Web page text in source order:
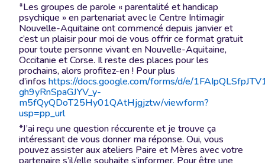
*Les groupes de parole « parentalité et handicap
psychique » en partenariat avec le Centre Intimagir
Nouvelle-Aquitaine ont commencé depuis janvier et
c’est un plaisir pour moi de vous offrir ce format gratuit
pour toute personne vivant en Nouvelle-Aquitaine,
Occitanie et Corse. Il reste des places pour les
prochains, alors profitez-en ! Pour plus
d’infos https://docs.google.com/forms/d/e/
gh9yRnSpaGJYV_y-
m5fQyQDoT25Hy01QAtHjgjztw/viewform?
usp=pp_url
*J’ai reçu une question réccurente et je trouve ça
intéressant de vous donner ma réponse. Oui, vous
pouvez assister aux ateliers Paire et Mères avec votre